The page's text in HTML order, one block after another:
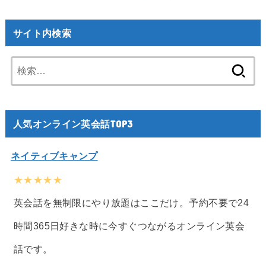
サイト内検索
索:
人気オンライン英会話TOP3
ネイティブキャンプ
★★★★★
英会話を無制限にやり放題はここだけ。予約不要で24
時間365日好きな時に今すぐつながるオンライン英会
話です。